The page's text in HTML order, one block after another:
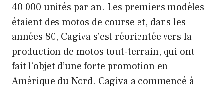
40 000 unités par an. Les premiers modèles
étaient des motos de course et, dans les
années 80, Cagiva s’est réorientée vers la
production de motos tout-terrain, qui ont
fait l’objet d’une forte promotion en
Amérique du Nord. Cagiva a commencé à